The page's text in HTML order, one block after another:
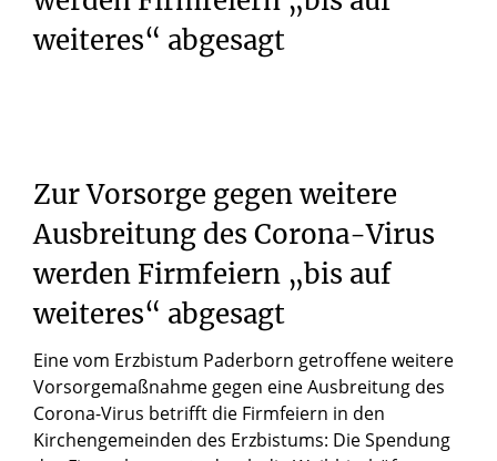
weiteres“ abgesagt
ZurVorsorge gegenweitere
Ausbreitung des Corona-Virus
werden Firmfeiern „bis auf
weiteres“ abgesagt
Eine vom Erzbistum Paderborn getroffene weitere
Vorsorgemaßnahme gegen eine Ausbreitung des
Corona-Virus betrifft die Firmfeiern in den
Kirchengemeinden des Erzbistums: Die Spendung